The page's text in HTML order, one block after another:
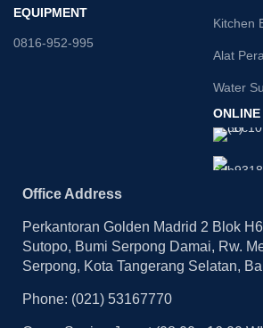
EQUIPMENT
0816-952-995
Kitchen
Alat
Water
Office Address
Perkantoran Golden Madrid 2 Blok
Sutopo, Bumi Serpong Damai, Rw.
Serpong, Kota Tangerang Selatan,
Phone: (021) 53167770